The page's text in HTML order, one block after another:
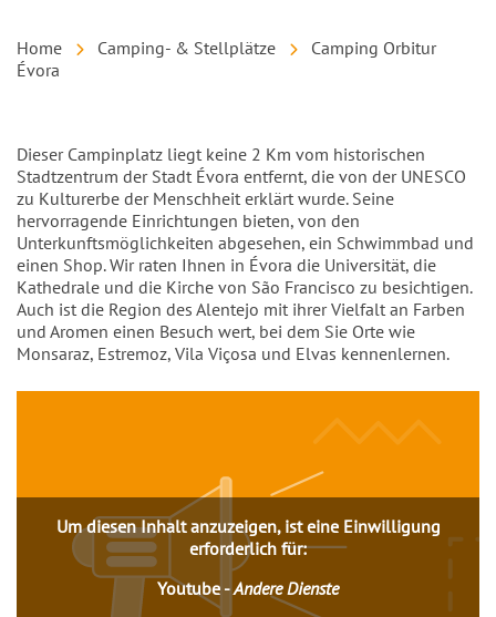
Home Camping- & Stellplätze
Camping Orbitur
Évora
Einleitung
Dieser Campinplatz liegt keine 2 Km vom historischen
Stadtzentrum der Stadt Évora entfernt, die von der UNESCO
zu Kulturerbe der Menschheit erklärt wurde. Seine
hervorragende Einrichtungen bieten, von den
Unterkunftsmöglichkeiten abgesehen, ein Schwimmbad und
einen Shop. Wir raten Ihnen in Évora die Universität, die
Kathedrale und die Kirche von São Francisco zu besichtigen.
Auch ist die Region des Alentejo mit ihrer Vielfalt an Farben
und Aromen einen Besuch wert, bei dem Sie Orte wie
Monsaraz, Estremoz, Vila Viçosa und Elvas kennenlernen.
Um diesen Inhalt anzuzeigen, ist eine Einwilligung
erforderlich für:
Youtube -Andere Dienste